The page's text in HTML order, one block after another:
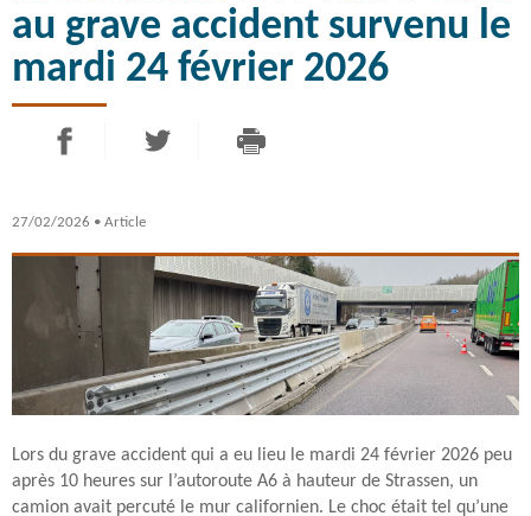
au grave accident survenu le
mardi 24 février 2026
PARTAGER SUR FACEBOOK
PARTAGER SUR TWITTER
27/02/2026 • Article
Lors du grave accident qui a eu lieu le mardi 24 février 2026 peu
après 10 heures sur l’autoroute A6 à hauteur de Strassen, un
camion avait percuté le mur californien. Le choc était tel qu’une